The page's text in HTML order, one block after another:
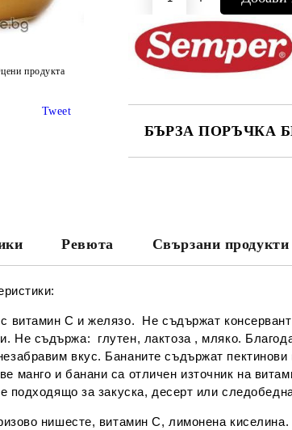
БЪРЗА ПОРЪЧКА
Съгласен съм с
данни
продукта
Tweet
Ревюта Свързани продукти
витамин С и желязо. Не съдържат
Не съдържа: глутен, лактоза , мляко.
вкус. Бананите съдържат
манго и банани са отличен източник на
подходящо за закуска, десерт или
нишесте, витамин С, лимонена киселина.